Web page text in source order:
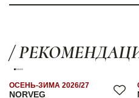
/
NORVEG
ОСЕНЬ-ЗИМА 2026/27